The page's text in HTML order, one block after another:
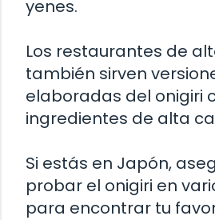
yenes.
Los restaurantes de
también sirven
elaboradas del onigiri
ingredientes de alta
Si estás en Japón,
probar el onigiri en
para encontrar tu